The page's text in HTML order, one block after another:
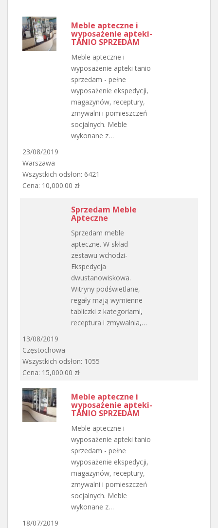
Meble apteczne i
wyposażenie apteki-
TANIO SPRZEDAM
Meble apteczne i
wyposażenie apteki tanio
sprzedam - pełne
wyposażenie ekspedycji,
magazynów, receptury,
zmywalni i pomieszczeń
socjalnych. Meble
wykonane z…
23/08/2019
Warszawa
Wszystkich odsłon: 6421
Cena: 10,000.00 zł
Sprzedam Meble
Apteczne
Sprzedam meble
apteczne. W skład
zestawu wchodzi-
Ekspedycja
dwustanowiskowa.
Witryny podświetlane,
regały mają wymienne
tabliczki z kategoriami,
receptura i zmywalnia,…
13/08/2019
Częstochowa
Wszystkich odsłon: 1055
Cena: 15,000.00 zł
Meble apteczne i
wyposażenie apteki-
TANIO SPRZEDAM
Meble apteczne i
wyposażenie apteki tanio
sprzedam - pełne
wyposażenie ekspedycji,
magazynów, receptury,
zmywalni i pomieszczeń
socjalnych. Meble
wykonane z…
18/07/2019